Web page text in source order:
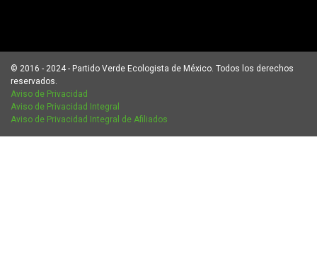
© 2016 - 2024 - Partido Verde Ecologista de México. Todos los derechos
reservados.
Aviso de Privacidad
Aviso de Privacidad Integral
Aviso de Privacidad Integral de Afiliados